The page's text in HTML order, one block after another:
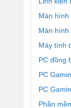
Màn hình
Màn hình
Máy tính
PC đồng
PC
PC
Phần